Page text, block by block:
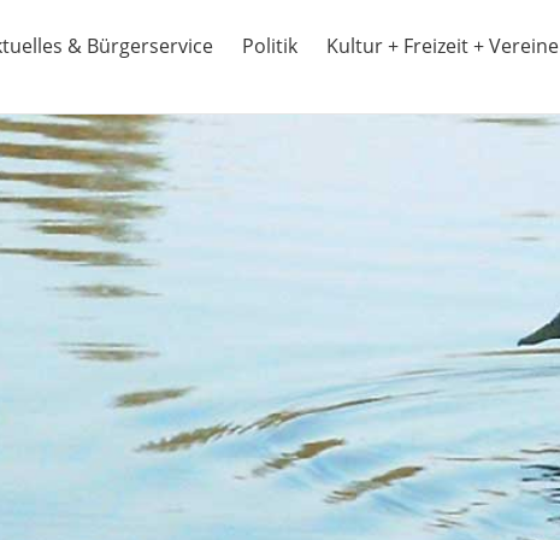
& Bürgerservice Politik Kultur + Freizeit + Vereine